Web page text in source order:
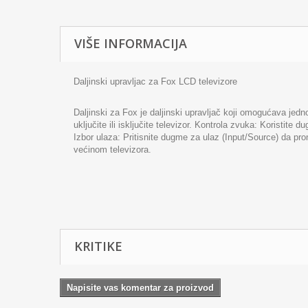
VIŠE INFORMACIJA
Daljinski upravljac za Fox LCD televizore
Daljinski za Fox je daljinski upravljač koji omogućava
uključite ili isključite televizor. Kontrola zvuka: Koristite
Izbor ulaza: Pritisnite dugme za ulaz (Input/Source) da
većinom televizora.
KRITIKE
Napisite vas komentar za proizvod